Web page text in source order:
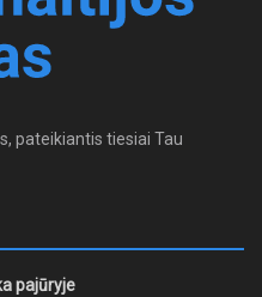
pateikiantis tiesiai Tau
pajūryje